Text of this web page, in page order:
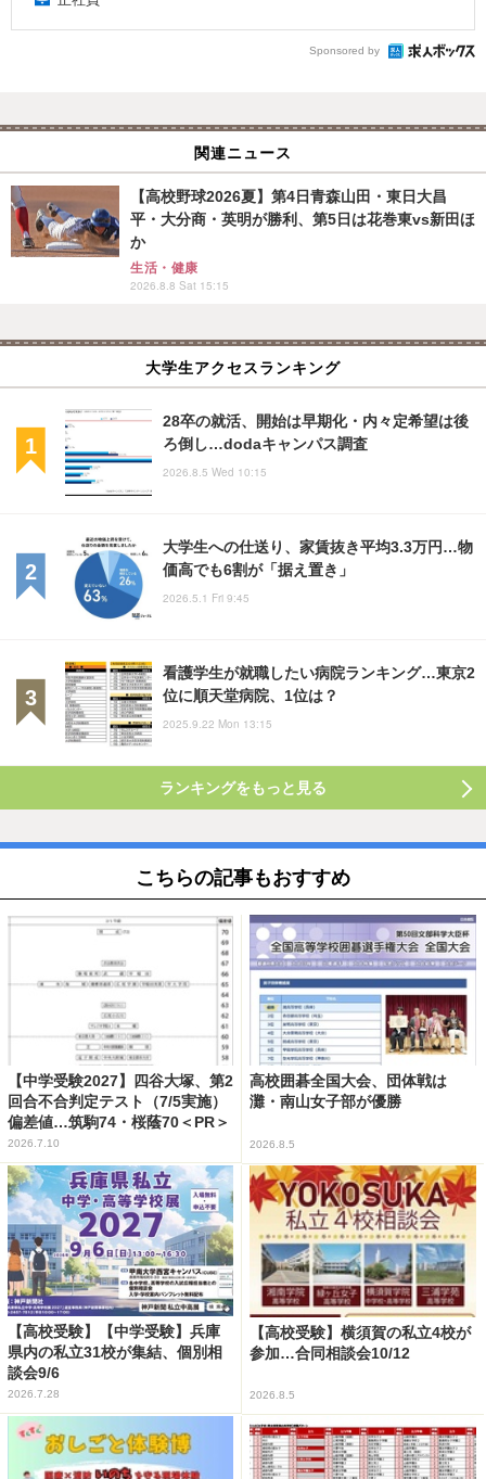
Sponsored by
関連ニュース
【高校野球2026夏】第4日青森山田・東日大昌
平・大分商・英明が勝利、第5日は花巻東vs新田ほ
か
生活・健康
2026.8.8 Sat 15:15
大学生アクセスランキング
28卒の就活、開始は早期化・内々定希望は後
ろ倒し…dodaキャンパス調査
2026.8.5 Wed 10:15
大学生への仕送り、家賃抜き平均3.3万円…物
価高でも6割が「据え置き」
2026.5.1 Fri 9:45
看護学生が就職したい病院ランキング…東京2
位に順天堂病院、1位は？
2025.9.22 Mon 13:15
ランキングをもっと見る
こちらの記事もおすすめ
【中学受験2027】四谷大塚、第2
回合不合判定テスト（7/5実施）
偏差値…筑駒74・桜蔭70＜PR＞
2026.7.10
高校囲碁全国大会、団体戦は
灘・南山女子部が優勝
2026.8.5
【高校受験】【中学受験】兵庫
県内の私立31校が集結、個別相
談会9/6
2026.7.28
【高校受験】横須賀の私立4校が
参加…合同相談会10/12
2026.8.5